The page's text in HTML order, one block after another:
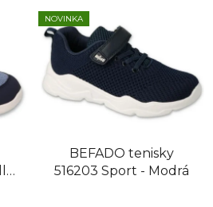
NOVINKA
BEFADO tenisky
516203 Sport - Modrá